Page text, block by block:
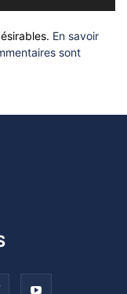
En savoir
sont